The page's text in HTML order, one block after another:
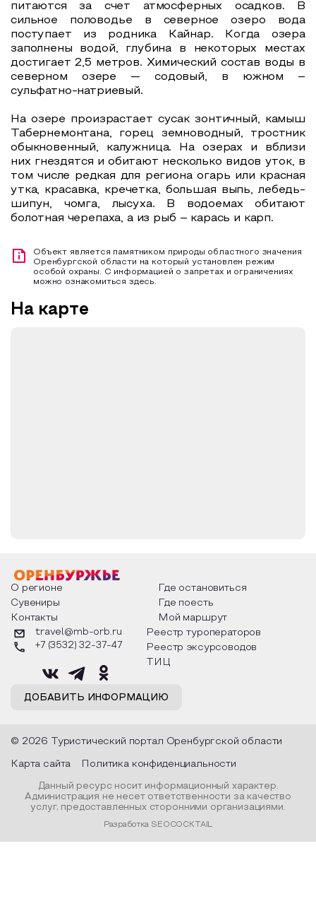
питаются за счет атмосферных осадков. В
сильное половодье в северное озеро вода
поступает из родника Кайнар. Когда озера
заполнены водой, глубина в некоторых местах
достигает 2,5 метров. Химический состав воды в
северном озере — содовый, в южном –
сульфатно-натриевый.
На озере произрастает сусак зонтичный, камыш
Табернемонтана, горец земноводный, тростник
обыкновенный, калужница. На озерах и вблизи
них гнездятся и обитают несколько видов уток, в
том числе редкая для региона огарь или красная
утка, красавка, кречетка, большая выпь, лебедь-
шипун, чомга, лысуха. В водоемах обитают
болотная черепаха, а из рыб – карась и карп.
Объект является памятником природы областного значения
Оренбургской области на который установлен режим
особой охраны. С информацией о запретах и ограничениях
можно ознакомиться здесь.
На карте
О регионе
Где остановиться
Сувениры
Где поесть
Контакты
Мой маршрут
ДОБАВИТЬ ИНФОРМАЦИЮ
travel@mb-orb.ru
+7 (3532) 32-37-47
Реестр туроператоров
Реестр эксурсоводов
ТИЦ
© 2026 Туристический портал Оренбургской области
Карта сайта Политика конфиденциальности
Данный ресурс носит информационный характер.
Администрация не несет ответственности за качество
услуг, предоставленных сторонними организациями.
Разработка SEOCOCKTAIL